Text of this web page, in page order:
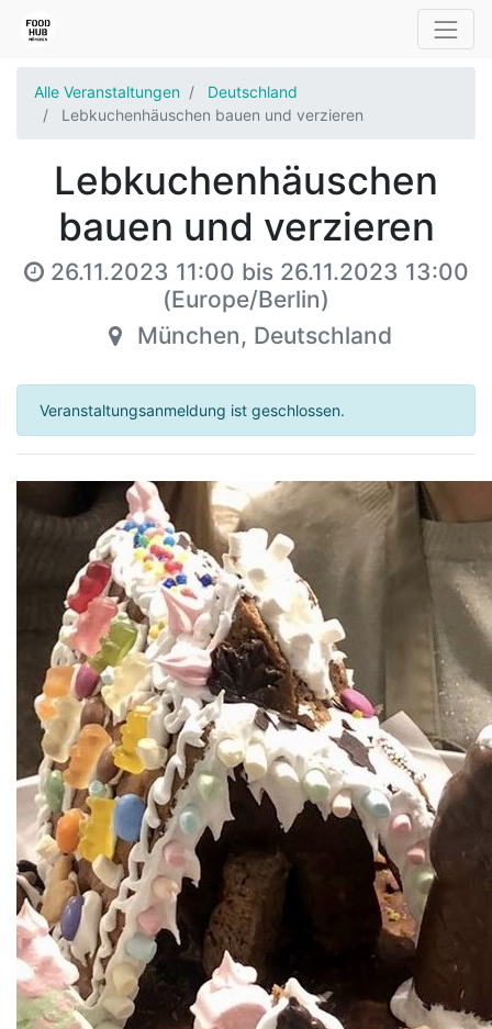
Alle Veranstaltungen
Deutschland
Lebkuchenhäuschen bauen und verzieren
Lebkuchenhäuschen
bauen und verzieren
26.11.2023 11:00 bis 26.11.2023 13:00
(Europe/Berlin)
München, Deutschland
Veranstaltungsanmeldung ist geschlossen.